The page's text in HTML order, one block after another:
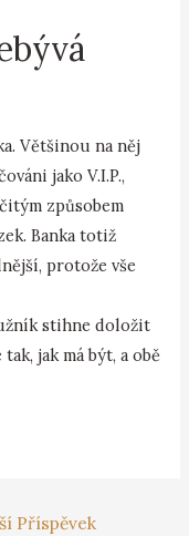
Většinou na něj
jako V.I.P.,
způsobem
Banka totiž
protože vše
stihne doložit
jak má být, a obě
Příspěvek